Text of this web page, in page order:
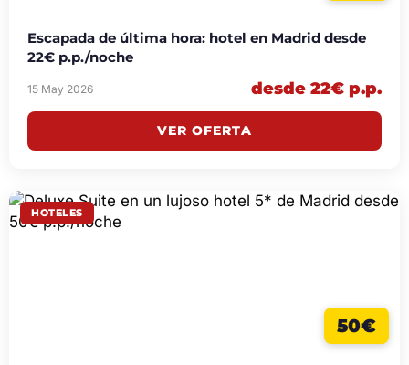
Escapada de última hora: hotel en Madrid desde
22€ p.p./noche
15 May 2026 desde 22€ p.p.
VER OFERTA
HOTELES
50€